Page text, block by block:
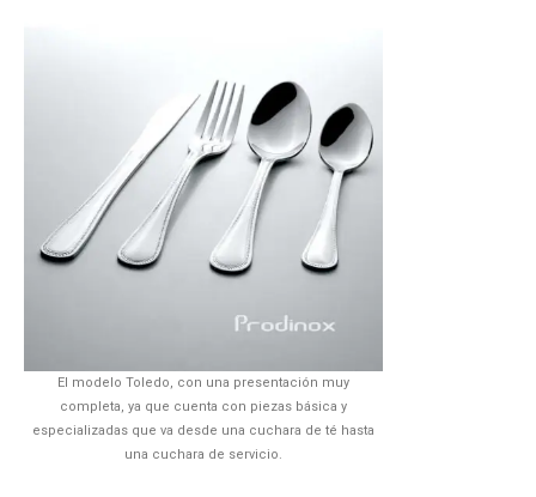
El modelo Toledo, con una presentación muy
completa, ya que cuenta con piezas básica y
especializadas que va desde una cuchara de té hasta
una cuchara de servicio.